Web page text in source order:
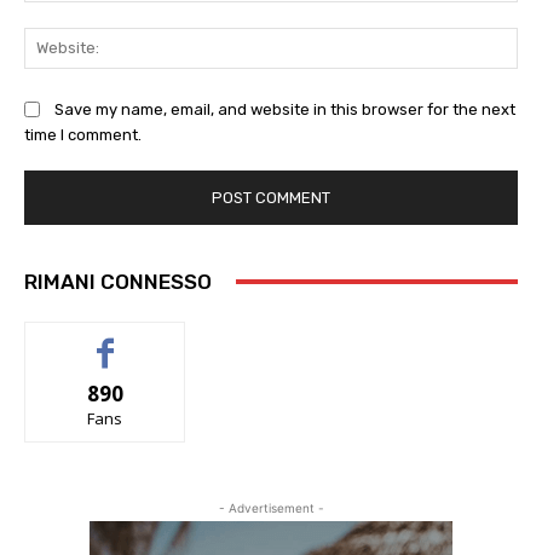
Save my name, email, and website in this browser for the next
time I comment.
RIMANI CONNESSO
890
Fans
- Advertisement -